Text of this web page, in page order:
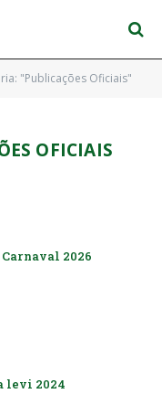
"Publicações Oficiais"
OFICIAIS
2026
levi 2024